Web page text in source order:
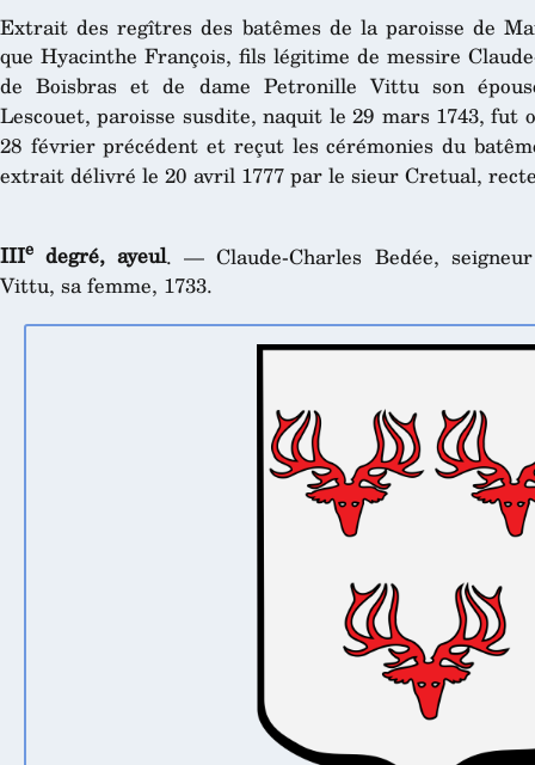
Extrait des regîtres des batêmes de la paroisse de
que Hyacinthe François, fils légitime de messire
de Boisbras et de dame Petronille Vittu son
Lescouet, paroisse susdite, naquit le 29 mars 1743, fut
28 février précédent et reçut les cérémonies du
extrait délivré le 20 avril 1777 par le sieur Cretual,
IIIe degré, ayeul. — Claude-Charles Bedée,
Vittu, sa femme, 1733.